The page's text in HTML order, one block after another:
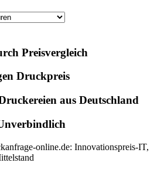
Preisvergleich
Druckpreis
aus Deutschland